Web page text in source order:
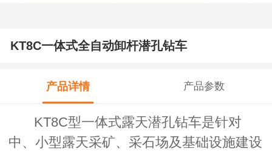
KT8C一体式全自动卸杆潜孔钻车
产品详情 产品参数
KT8C型一体式露天潜孔钻车是针对
中、小型露天采矿、采石场及基础设施建设